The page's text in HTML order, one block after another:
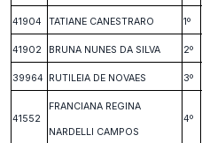
41904 TATIANE CANESTRARO 1º
41902 BRUNA NUNES DA SILVA 2º
39964 RUTILEIA DE NOVAES 3º
41552
FRANCIANA REGINA
NARDELLI CAMPOS
4º